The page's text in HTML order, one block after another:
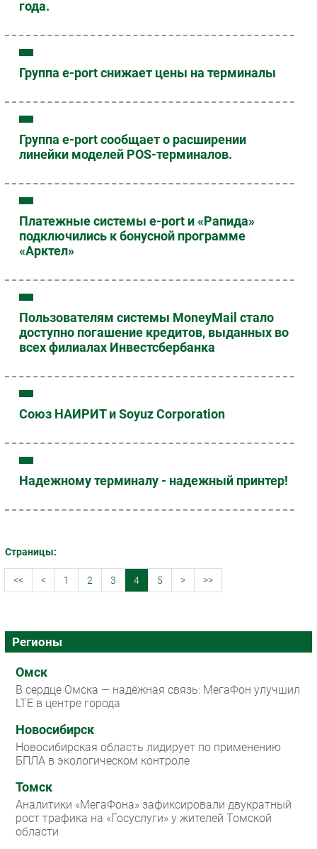
года.
Группа e-port снижает цены на терминалы
Группа e-port сообщает о расширении
линейки моделей POS-терминалов.
Платежные системы e-port и «Рапида»
подключились к бонусной программе
«Арктел»
Пользователям системы MoneyMail стало
доступно погашение кредитов, выданных во
всех филиалах Инвестсбербанка
Союз НАИРИТ и Soyuz Corporation
Надежному терминалу - надежный принтер!
Страницы:
<< < 1 2 3 4 5 > >>
Регионы
Омск
В сердце Омска — надёжная связь: МегаФон улучшил
LTE в центре города
Новосибирск
Новосибирская область лидирует по применению
БПЛА в экологическом контроле
Томск
Аналитики «МегаФона» зафиксировали двукратный
рост трафика на «Госуслуги» у жителей Томской
области